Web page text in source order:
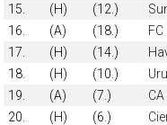
15.
(H) (12.)
16.
(A) (18.) FC
17.
(H) (14.)
18.
(H) (10.)
19.
(A) (7.)
20.
(H) (6.)